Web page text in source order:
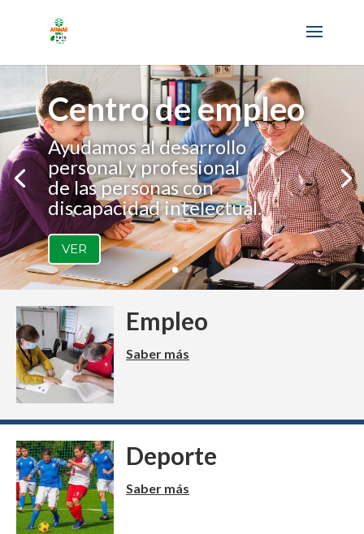
Centro de empleo
Ayudamos al desarrollo
personal y profesional
de las personas con
discapacidad intelectual.
VER
Empleo
Saber más
Deporte
Saber más